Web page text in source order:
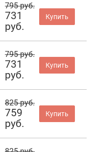
795 руб.
731
руб.
Купить
795 руб.
731
руб.
Купить
825 руб.
759
руб.
Купить